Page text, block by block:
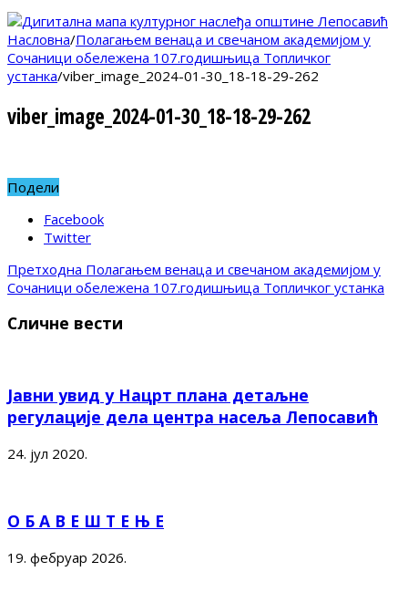
Насловна/Полагањем венаца и свечаном академијом у
Сочаници обележена 107.годишњица Топличког
устанка/viber_image_2024-01-30_18-18-29-262
viber_image_2024-01-30_18-18-29-262
Подели
Facebook
Twitter
Претходна Полагањем венаца и свечаном академијом у
Сочаници обележена 107.годишњица Топличког устанка
Сличне вести
Јавни увид у Нацрт плана детаљне
регулације дела центра насеља Лепосавић
24. јул 2020.
О Б А В Е Ш Т Е Њ Е
19. фебруар 2026.